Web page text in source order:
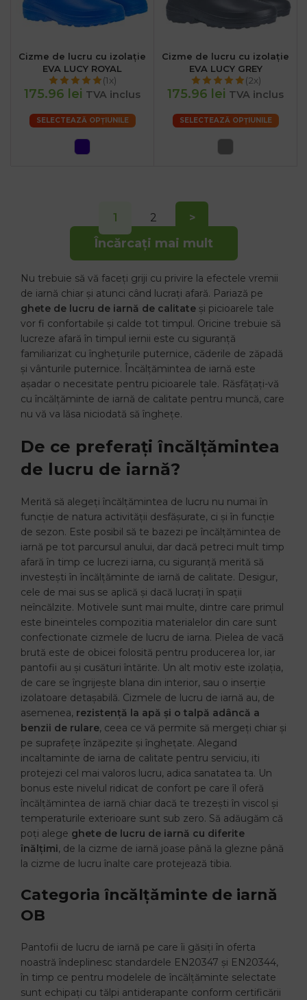
Cizme de lucru cu izolație
EVA LUCY ROYAL
(1x)
175.96 lei TVA inclus
SELECTEAZĂ OPȚIUNILE
Cizme de lucru cu izolație
EVA LUCY GREY
(2x)
175.96 lei TVA inclus
SELECTEAZĂ OPȚIUNILE
Încărcați mai mult
1 2 >
Nu trebuie să vă faceți griji cu privire la efectele vremii
de iarnă chiar și atunci când lucrați afară. Pariază pe
ghete de lucru de iarnă de calitate și picioarele tale
vor fi confortabile și calde tot timpul. Oricine trebuie să
lucreze afară în timpul iernii este cu siguranță
familiarizat cu înghețurile puternice, căderile de zăpadă
și vânturile puternice. Încălțămintea de iarnă este
așadar o necesitate pentru picioarele tale. Răsfățați-vă
cu încălțăminte de iarnă de calitate pentru muncă, care
nu vă va lăsa niciodată să înghețe.
De ce preferați încălțămintea
de lucru de iarnă?
Merită să alegeți încălțămintea de lucru nu numai în
funcție de natura activității desfășurate, ci și în funcție
de sezon. Este posibil să te bazezi pe încălțămintea de
iarnă pe tot parcursul anului, dar dacă petreci mult timp
afară în timp ce lucrezi iarna, cu siguranță merită să
investești în încălțăminte de iarnă de calitate. Desigur,
cele de mai sus se aplică și dacă lucrați în spații
neîncălzite. Motivele sunt mai multe, dintre care primul
este bineinteles compozitia materialelor din care sunt
confectionate cizmele de lucru de iarna. Pielea de vacă
brută este de obicei folosită pentru producerea lor, iar
pantofii au și cusături întărite. Un alt motiv este izolația,
de care se îngrijește blana din interior, sau o inserție
izolatoare detașabilă. Cizmele de lucru de iarnă au, de
asemenea, rezistență la apă și o talpă adâncă a
benzii de rulare, ceea ce vă permite să mergeți chiar și
pe suprafețe înzăpezite și înghețate. Alegand
incaltaminte de iarna de calitate pentru serviciu, iti
protejezi cel mai valoros lucru, adica sanatatea ta. Un
bonus este nivelul ridicat de confort pe care îl oferă
încălțămintea de iarnă chiar dacă te trezești în viscol și
temperaturile exterioare sunt sub zero. Să adăugăm că
poți alege ghete de lucru de iarnă cu diferite
înălțimi, de la cizme de iarnă joase până la glezne până
la cizme de lucru înalte care protejează tibia.
Categoria încălțăminte de iarnă
OB
Pantofii de lucru de iarnă pe care îi găsiți în oferta
noastră îndeplinesc standardele EN20347 și EN20344,
în timp ce pentru modelele de încălțăminte selectate
sunt echipați cu tălpi antiderapante conform certificării